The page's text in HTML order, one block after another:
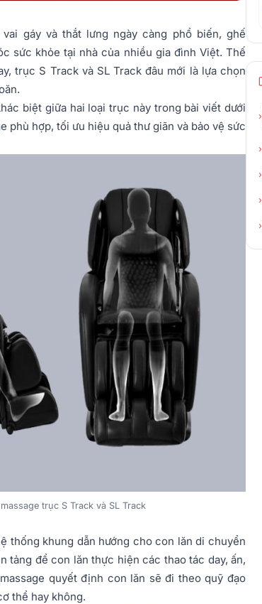
gáy và thắt lưng ngày càng phổ biến, ghế
sức khỏe tại nhà của nhiều gia đình Việt. Thế
trục S Track và SL Track đâu mới là lựa chọn
biệt giữa hai loại trục này trong bài viết dưới
phù hợp, tối ưu hiệu quả thư giãn và bảo vệ sức
trục S Track và SL Track
thống khung dẫn hướng cho con lăn di chuyển
tảng để con lăn thực hiện các thao tác day, ấn,
quyết định con lăn sẽ đi theo quỹ đạo
thể hay không.
›
›
›
›
›